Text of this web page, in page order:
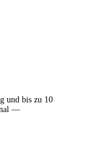
und bis zu 10
—